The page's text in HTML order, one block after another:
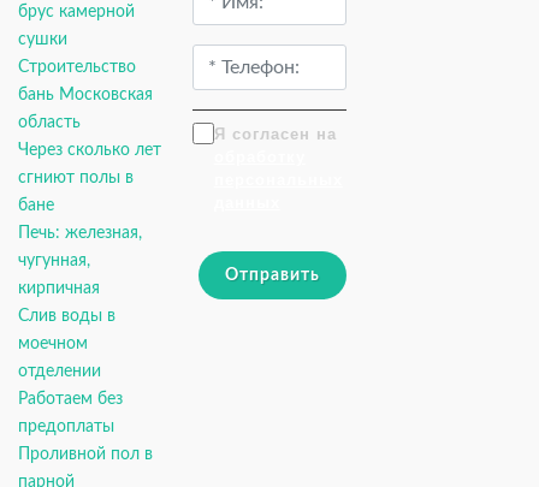
брус камерной
сушки
Строительство
бань Московская
область
Через сколько лет
сгниют полы в
бане
Печь: железная,
чугунная,
кирпичная
Слив воды в
моечном
отделении
Работаем без
предоплаты
Проливной пол в
парной
Я согласен на
Отправить